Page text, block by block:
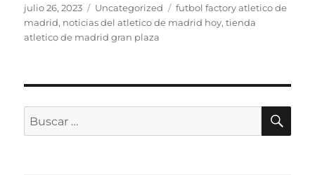
Publicado
el
julio 26, 2023 Categorías
Uncategorized Etiquetas
futbol factory atletico de
madrid, noticias del atletico de madrid hoy,tienda
atletico de madrid gran plaza
Buscar
por: